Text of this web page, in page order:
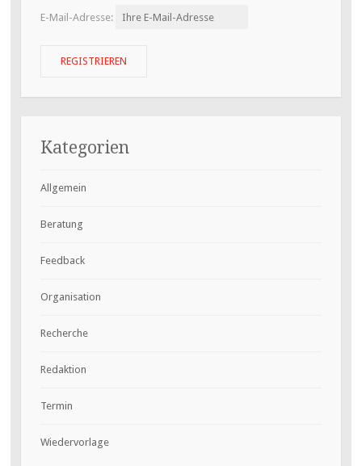
E-Mail-Adresse:
Kategorien
Allgemein
Beratung
Feedback
Organisation
Recherche
Redaktion
Termin
Wiedervorlage